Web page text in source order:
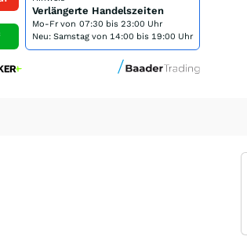
Verlängerte Handelszeiten
Mo-Fr von 07:30 bis 23:00 Uhr
Neu: Samstag von 14:00 bis 19:00 Uhr